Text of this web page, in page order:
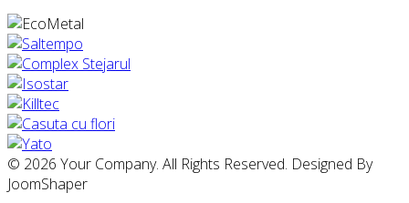
© 2026 Your Company. All Rights Reserved. Designed By
JoomShaper